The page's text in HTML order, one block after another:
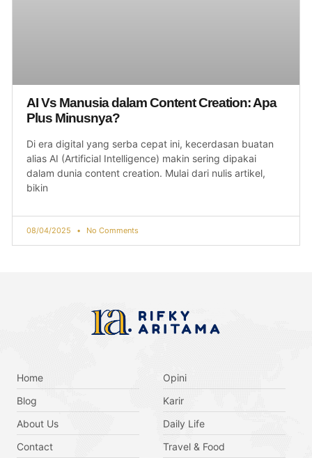
AI Vs Manusia dalam Content Creation: Apa
Plus Minusnya?
Di era digital yang serba cepat ini, kecerdasan buatan
alias AI (Artificial Intelligence) makin sering dipakai
dalam dunia content creation. Mulai dari nulis artikel,
bikin
08/04/2025 No Comments
Home
Blog
About Us
Contact
Opini
Karir
Daily Life
Travel & Food